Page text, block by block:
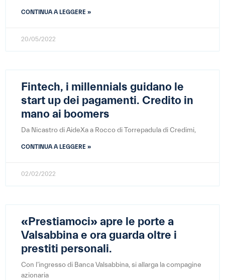
CONTINUA A LEGGERE »
20/05/2022
Fintech, i millennials guidano le
start up dei pagamenti. Credito in
mano ai boomers
Da Nicastro di AideXa a Rocco di Torrepadula di Credimi,
CONTINUA A LEGGERE »
02/02/2022
«Prestiamoci» apre le porte a
Valsabbina e ora guarda oltre i
prestiti personali.
Con l’ingresso di Banca Valsabbina, si allarga la compagine
azionaria